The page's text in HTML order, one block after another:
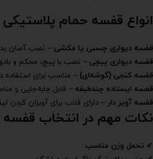
انواع قفسه حمام پلاستیکی
قفسه دیواری چسبی یا مکشی – نصب آسان
قفسه دیواری پیچی – نصب با پیچ، محکم و
قفسه کنجی (گوشه‌ای) – مناسب برای استفاده
قفسه ایستاده چندطبقه – قابل جابه‌جایی و
قفسه آویز دار – دارای قلاب برای آویزان کردن
نکات مهم در انتخاب قفسه
✔ تحمل وزن مناسب